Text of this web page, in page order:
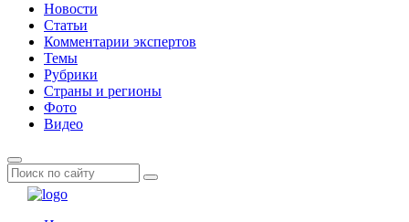
Новости
Статьи
Комментарии экспертов
Темы
Рубрики
Страны и регионы
Фото
Видео